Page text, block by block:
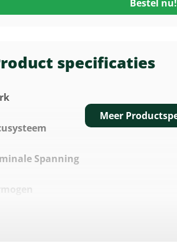
Bestel nu!
specificaties
Spanning
Meer